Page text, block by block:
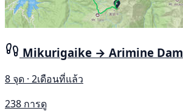
Mikurigaike → Arimine Dam
8 จุด · 2เดือนที่แล้ว
238 การดู